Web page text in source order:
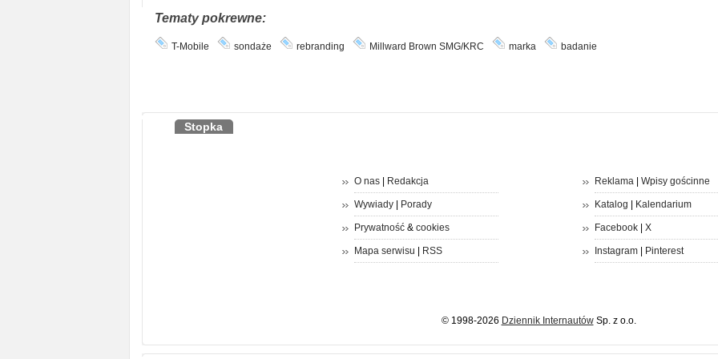
Tematy pokrewne:
T-Mobile sondaże rebranding Millward Brown SMG/KRC marka badanie
Stopka
O nas| Redakcja
Wywiady| Porady
Prywatność& cookies
Mapa serwisu RSS
Reklama| Wpisy gościnne
Katalog Kalendarium
Facebook| X
Instagram| Pinterest
© 1998-2026 Dziennik InternautówSp. z o.o.